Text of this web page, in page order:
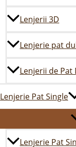
Lenjerii 3D
Lenjerie pat
Lenjerii de
Lenjerie Pat Single
Lenjerie Pat